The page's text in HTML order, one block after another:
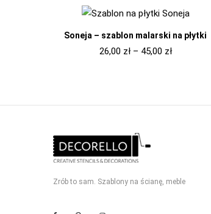
Soneja – szablon malarski na płytki
26,00 zł – 45,00 zł
Zrób to sam. Szablony na ścianę, meble